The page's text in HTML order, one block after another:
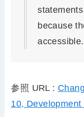
because
参照 URL :
10, Development